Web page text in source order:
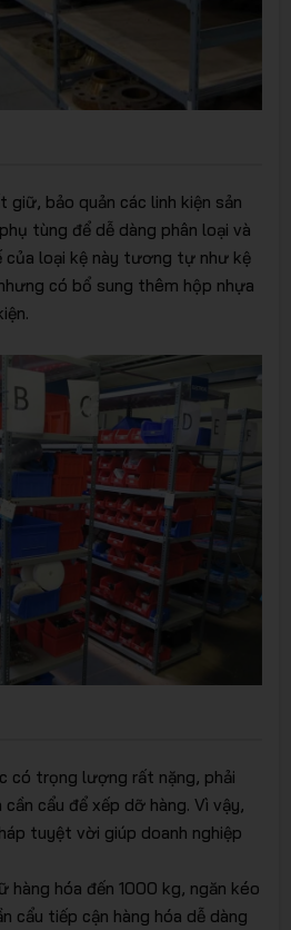
giữ, bảo quản các linh kiện sản
tùng để dễ dàng phân loại và
của loại kệ này tương tự như kệ
có bổ sung thêm hộp nhựa
có trọng lượng rất nặng, phải
cẩu để xếp dỡ hàng. Vì vậy,
tuyệt vời giúp doanh nghiệp
hàng hóa đến 1000 kg, ngăn kéo
cẩu tiếp cận hàng hóa dễ dàng